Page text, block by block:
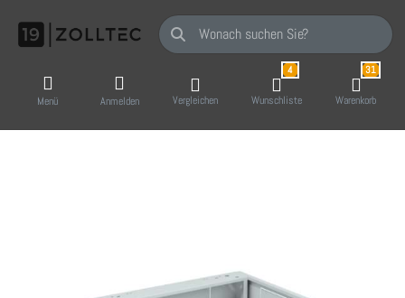
Geben Sie einen Suchbegriff ein. Während
Menü Anmelden Vergleichen
4
Wunschliste
31
Warenkorb